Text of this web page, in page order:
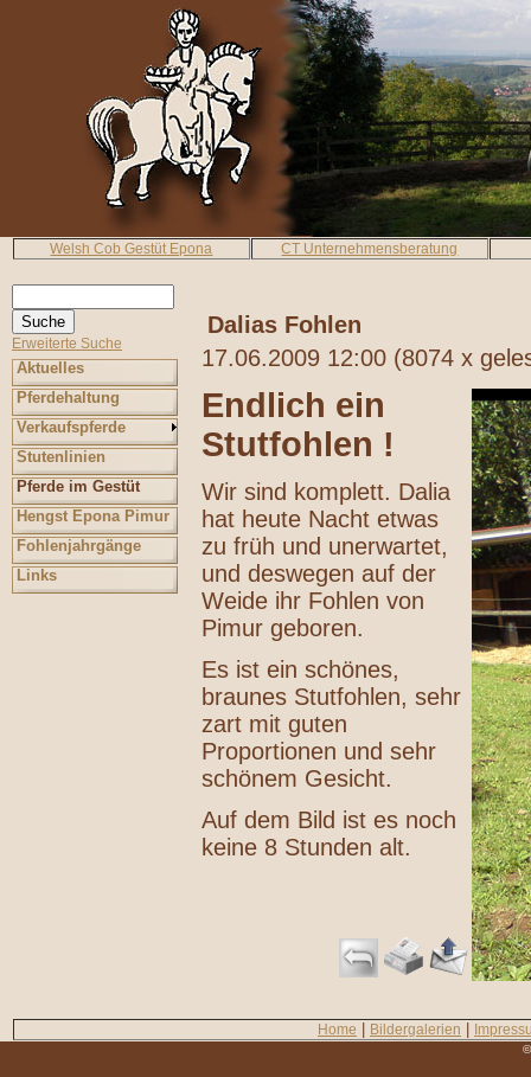
Welsh Cob Gestüt Epona CT Unternehmensberatung
Erweiterte Suche
Aktuelles
Pferdehaltung
Verkaufspferde
Stutenlinien
Pferde im Gestüt
Hengst Epona Pimur
Fohlenjahrgänge
Links
Dalias Fohlen
17.06.2009 12:00 (8074 x
Endlich ein
Stutfohlen !
Wir sind komplett. Dalia
hat heute Nacht etwas
zu früh und unerwartet,
und deswegen auf der
Weide ihr Fohlen von
Pimur geboren.
Es ist ein schönes,
braunes Stutfohlen, sehr
zart mit guten
Proportionen und sehr
schönem Gesicht.
Auf dem Bild ist es noch
keine 8 Stunden alt.
Home Bildergalerien